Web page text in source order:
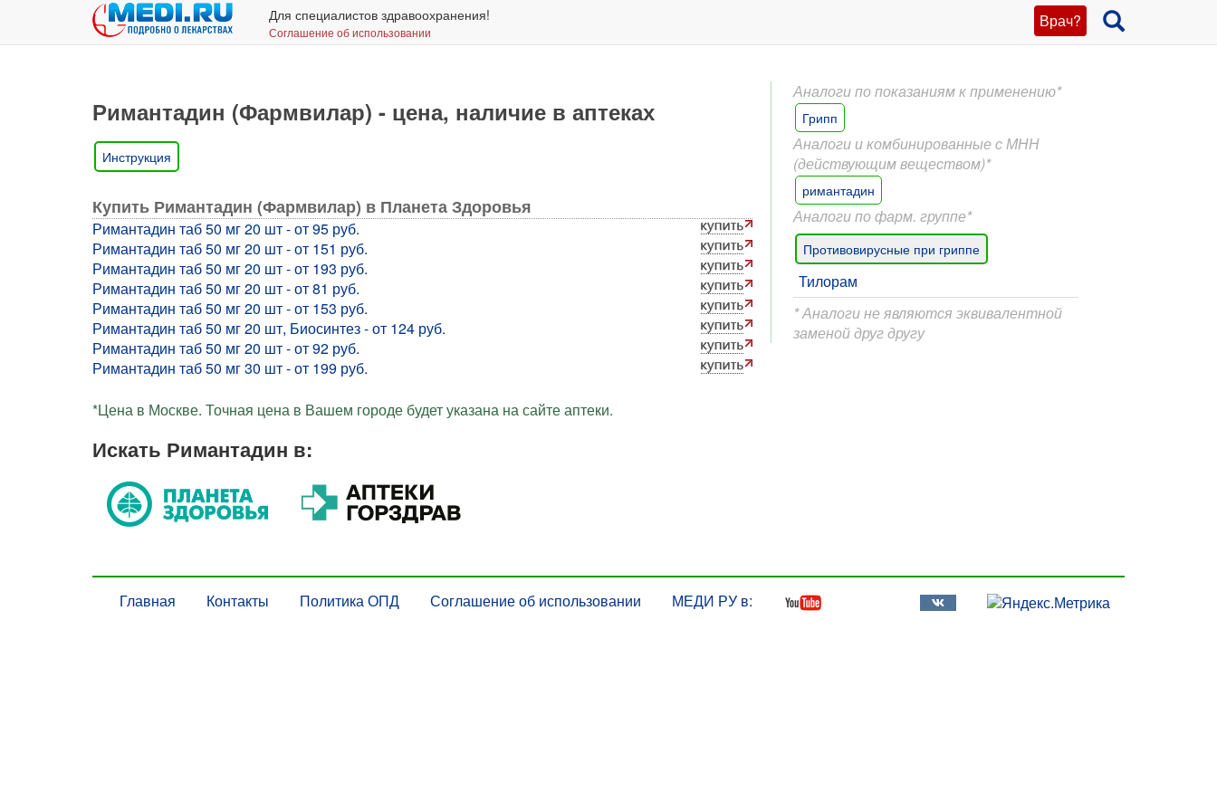
Врач?
Для специалистов здравоохранения!
Соглашение об использовании
Римантадин (Фармвилар) - цена, наличие в аптеках
Инструкция
Купить Римантадин (Фармвилар) в Планета Здоровья
Римантадин таб 50 мг 20 шт - от 95 руб.
Римантадин таб 50 мг 20 шт - от 151 руб.
Римантадин таб 50 мг 20 шт - от 193 руб.
Римантадин таб 50 мг 20 шт - от 81 руб.
Римантадин таб 50 мг 20 шт - от 153 руб.
Римантадин таб 50 мг 20 шт, Биосинтез - от 124 руб.
Римантадин таб 50 мг 20 шт - от 92 руб.
Римантадин таб 50 мг 30 шт - от 199 руб.
*Цена в Москве. Точная цена в Вашем городе будет указана на сайте аптеки.
Искать Римантадин в:
Аналоги по показаниям к применению*
Грипп
Аналоги и комбинированные с МНН
(действующим веществом)*
римантадин
Аналоги по фарм. группе*
Противовирусные при гриппе
Тилорам
* Аналоги не являются эквивалентной
заменой друг другу
Главная Контакты Политика ОПД Соглашение об использовании МЕДИ РУ в: